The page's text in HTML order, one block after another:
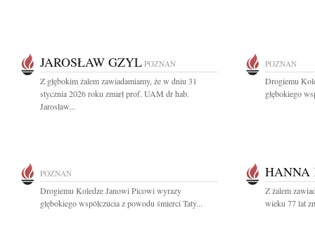
JAROSŁAW GZYL POZNAŃ
Z głębokim żalem zawiadamiamy, że w dniu 31
stycznia 2026 roku zmarł prof. UAM dr hab.
Jarosław...
POZNAŃ
Drogiemu
głębokiego
POZNAŃ
Drogiemu Koledze Janowi Picowi wyrazy
głębokiego współczucia z powodu śmierci Taty...
HANNA
Z żalem
wieku 77 lat